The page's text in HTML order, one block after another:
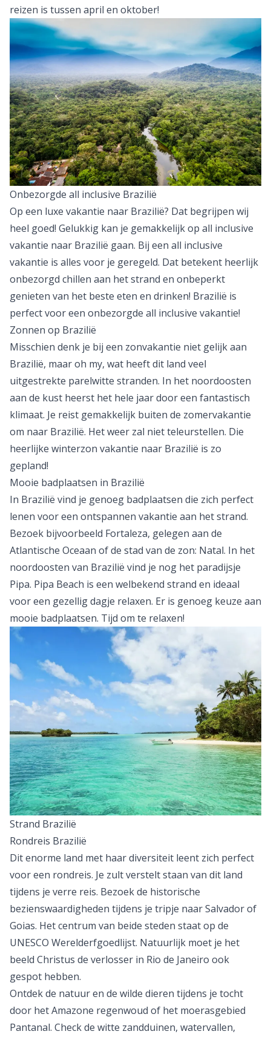
reizen is tussen april en oktober!
Onbezorgde all inclusive Brazilië
Op een luxe vakantie naar Brazilië? Dat begrijpen wij
heel goed! Gelukkig kan je gemakkelijk op all inclusive
vakantie naar Brazilië gaan. Bij een all inclusive
vakantie is alles voor je geregeld. Dat betekent heerlijk
onbezorgd chillen aan het strand en onbeperkt
genieten van het beste eten en drinken! Brazilië is
perfect voor een onbezorgde all inclusive vakantie!
Zonnen op Brazilië
Misschien denk je bij een zonvakantie niet gelijk aan
Brazilië, maar oh my, wat heeft dit land veel
uitgestrekte parelwitte stranden. In het noordoosten
aan de kust heerst het hele jaar door een fantastisch
klimaat. Je reist gemakkelijk buiten de zomervakantie
om naar Brazilië. Het weer zal niet teleurstellen. Die
heerlijke winterzon vakantie naar Brazilië is zo
gepland!
Mooie badplaatsen in Brazilië
In Brazilië vind je genoeg badplaatsen die zich perfect
lenen voor een ontspannen vakantie aan het strand.
Bezoek bijvoorbeeld Fortaleza, gelegen aan de
Atlantische Oceaan of de stad van de zon: Natal. In het
noordoosten van Brazilië vind je nog het paradijsje
Pipa. Pipa Beach is een welbekend strand en ideaal
voor een gezellig dagje relaxen. Er is genoeg keuze aan
mooie badplaatsen. Tijd om te relaxen!
Strand Brazilië
Rondreis Brazilië
Dit enorme land met haar diversiteit leent zich perfect
voor een rondreis. Je zult verstelt staan van dit land
tijdens je verre reis. Bezoek de historische
bezienswaardigheden tijdens je tripje naar Salvador of
Goias. Het centrum van beide steden staat op de
UNESCO Werelderfgoedlijst. Natuurlijk moet je het
beeld Christus de verlosser in Rio de Janeiro ook
gespot hebben.
Ontdek de natuur en de wilde dieren tijdens je tocht
door het Amazone regenwoud of het moerasgebied
Pantanal. Check de witte zandduinen, watervallen,